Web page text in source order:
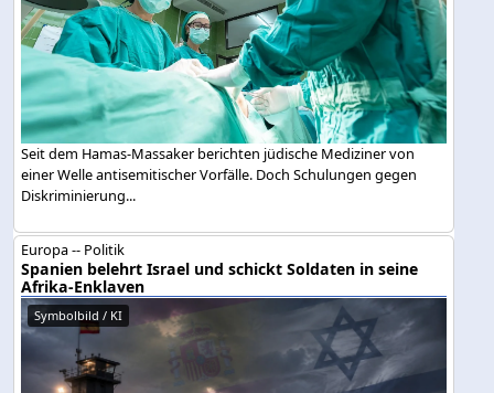
Seit dem Hamas-Massaker berichten jüdische Mediziner von
einer Welle antisemitischer Vorfälle. Doch Schulungen gegen
Diskriminierung...
Europa -- Politik
Spanien belehrt Israel und schickt Soldaten in seine
Afrika-Enklaven
Symbolbild / KI